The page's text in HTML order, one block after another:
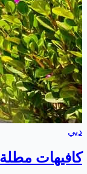
دبي
كافيهات